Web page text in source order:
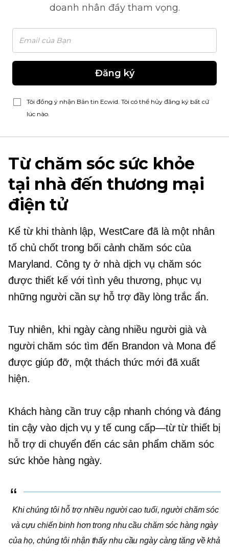
doanh nhân đầy tham vọng.
Đăng ký
Tôi đồng ý nhận Bản tin Ecwid. Tôi có thể hủy đăng ký bất cứ
lúc nào.
Từ chăm sóc sức khỏe
tại nhà đến thương mại
điện tử
Kể từ khi thành lập, WestCare đã là một nhân
tố chủ chốt trong bối cảnh chăm sóc của
Maryland. Công tyở nhàdịch vụ chăm sóc
được thiết kế với tình yêu thương, phục vụ
những người cần sự hỗ trợ đầy lòng trắc ẩn.
Tuy nhiên, khi ngày càng nhiều người già và
người chăm sóc tìm đến Brandon và Mona để
được giúp đỡ, một thách thức mới đã xuất
hiện.
Khách hàng cần truy cập nhanh chóng và đáng
tin cậy vào dịch vụ y tế cung cấp—từtừ thiết bị
hỗ trợ di chuyển đến các sản phẩm chăm sóc
sức khỏe hàng ngày.
Khi chúng tôi hỗ trợ nhiều người cao tuổi, người chăm sóc
và cựu chiến binh hơn trong nhu cầu chăm sóc hàng ngày
của họ, chúng tôi nhận thấy nhu cầu ngày càng tăng về khả